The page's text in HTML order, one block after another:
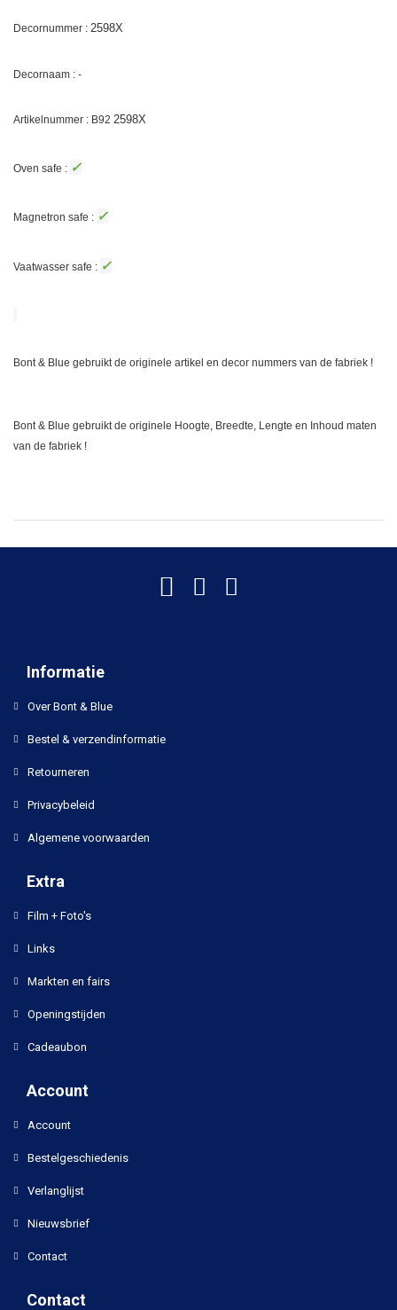
Decornummer : 2598X
Decornaam : -
Artikelnummer : B92 2598X
Oven safe : ✓
Magnetron safe : ✓
Vaatwasser safe : ✓
Bont & Blue gebruikt de originele artikel en decor nummers van de fabriek !
Bont & Blue gebruikt de originele Hoogte, Breedte, Lengte en Inhoud maten
van de fabriek !
Informatie
Over Bont & Blue
Bestel & verzendinformatie
Retourneren
Privacybeleid
Algemene voorwaarden
Extra
Film + Foto's
Links
Markten en fairs
Openingstijden
Cadeaubon
Account
Account
Bestelgeschiedenis
Verlanglijst
Nieuwsbrief
Contact
Contact